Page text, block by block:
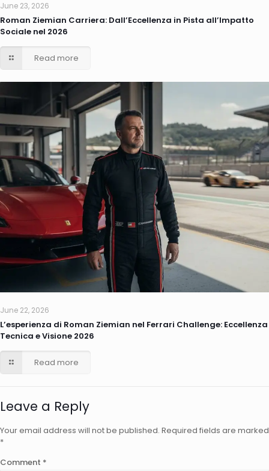
June 23, 2026
Roman Ziemian Carriera: Dall’Eccellenza in Pista all’Impatto
Sociale nel 2026
Read more
June 22, 2026
L’esperienza di Roman Ziemian nel Ferrari Challenge: Eccellenza
Tecnica e Visione 2026
Read more
Leave a Reply
Your email address will not be published. Required fields are marked
*
Comment *